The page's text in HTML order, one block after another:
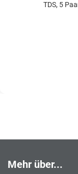
TDS, 5
Mehr über...